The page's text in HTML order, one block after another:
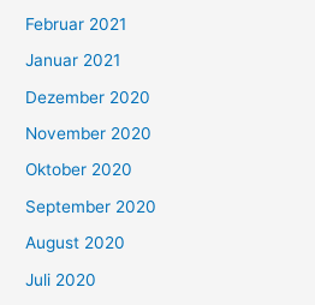
Februar 2021
Januar 2021
Dezember 2020
November 2020
Oktober 2020
September 2020
August 2020
Juli 2020